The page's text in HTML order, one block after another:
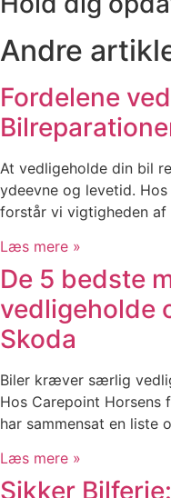
Andre
Fordelene
At vedligeholde din bil
ydeevne og levetid. Hos
forstår vi vigtigheden
Læs mere »
De 5 bedste
vedligeholde
Skoda
Biler kræver særlig
Hos Carepoint
har sammensat en liste
Læs mere »
Sikker